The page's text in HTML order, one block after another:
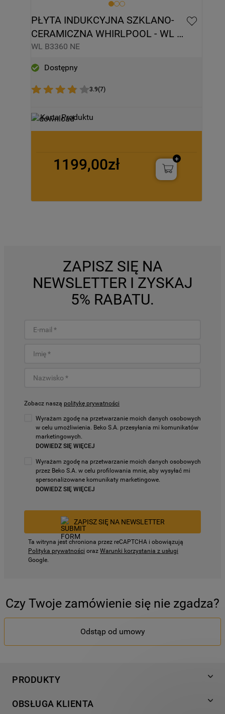
PŁYTA INDUKCYJNA SZKLANO-
CERAMICZNA WHIRLPOOL - WL
B3360 NE
WL B3360 NE
Dostępny
3.9(7)
Karta Produktu
1199,00zł
ZAPISZ SIĘ NA
NEWSLETTER I ZYSKAJ
5% RABATU.
Zobacz naszą politykę prywatności
Wyrażam zgodę na przetwarzanie moich danych osobowych
w celu umożliwienia. Beko S.A. przesyłania mi komunikatów
marketingowych.
DOWIEDZ SIĘ WIĘCEJ
Wyrażam zgodę na przetwarzanie moich danych osobowych
przez Beko S.A. w celu profilowania mnie, aby wysyłać mi
spersonalizowane komunikaty marketingowe.
DOWIEDZ SIĘ WIĘCEJ
ZAPISZ SIĘ NA NEWSLETTER
Ta witryna jest chroniona przez reCAPTCHA i obowiązują
Polityka prywatności oraz Warunki korzystania z usługi
Google.
Czy Twoje zamówienie się nie zgadza?
Odstąp od umowy
PRODUKTY
Chłodnictwo
OBSŁUGA KLIENTA